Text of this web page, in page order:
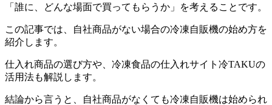
「誰に、どんな場面で買ってもらうか」を考えることです。
この記事では、自社商品がない場合の冷凍自販機の始め方を
紹介します。
仕入れ商品の選び方や、冷凍食品の仕入れサイト冷TAKUの
活用法も解説します。
結論から言うと、自社商品がなくても冷凍自販機は始められ